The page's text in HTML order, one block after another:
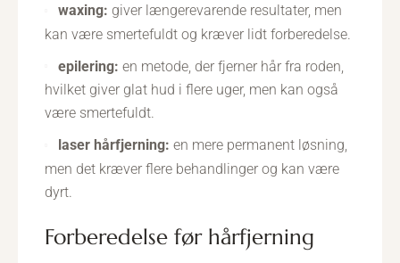
waxing: giver længerevarende resultater, men
kan være smertefuldt og kræver lidt forberedelse.
epilering: en metode, der fjerner hår fra roden,
hvilket giver glat hud i flere uger, men kan også
være smertefuldt.
laser hårfjerning: en mere permanent løsning,
men det kræver flere behandlinger og kan være
dyrt.
forberedelse før hårfjerning